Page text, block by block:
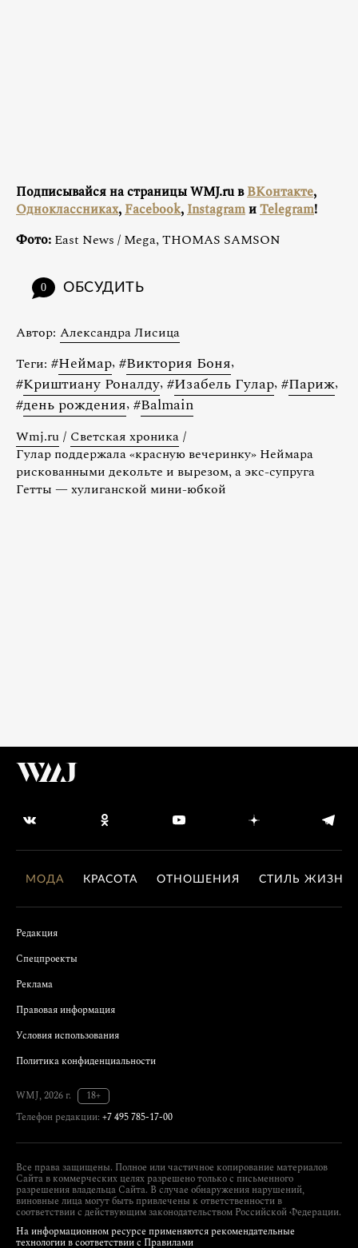
Подписывайся на страницы WMJ.ru вВКонтакте,
Одноклассниках,Facebook,InstagramиTelegram!
Фото: East News / Mega, THOMAS SAMSON
0 ОБСУДИТЬ
Автор: Александра Лисица
Теги: #Неймар, #Виктория Боня,
#Криштиану Роналду, #Изабель Гулар, #Париж,
#день рождения, #Balmain
Wmj.ru / Светская хроника /
Гулар поддержала «красную вечеринку» Неймара
рискованными декольте и вырезом, а экс-супруга
Гетты — хулиганской мини-юбкой
МОДА КРАСОТА ОТНОШЕНИЯ СТИЛЬ ЖИЗНИ
Редакция
Спецпроекты
Реклама
Правовая информация
Условия использования
Политика конфиденциальности
WMJ, 2026 г.
18+
Телефон редакции: +7 495 785-17-00
Все права защищены. Полное или частичное копирование материалов
Сайта в коммерческих целях разрешено только с письменного
разрешения владельца Сайта. В случае обнаружения нарушений,
виновные лица могут быть привлечены к ответственности в
соответствии с действующим законодательством Российской Федерации.
На информационном ресурсе применяются рекомендательные
технологии в соответствии с Правилами